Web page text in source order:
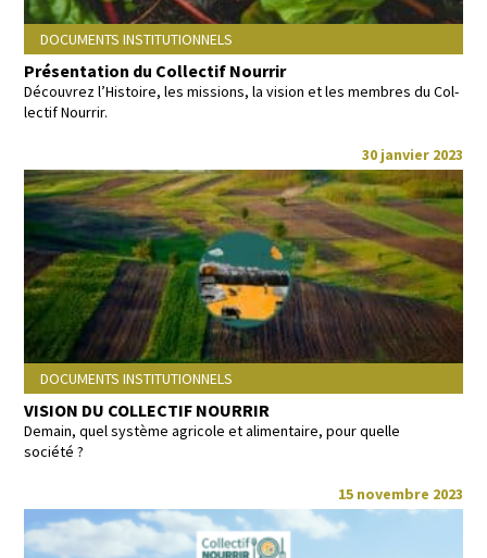
DOCUMENTS INSTITUTIONNELS
Présentation du Collectif Nourrir
Décou­vrez l’Histoire, les mis­sions, la vision et les mem­bres du Col­
lec­tif Nourrir.
30 janvier 2023
DOCUMENTS INSTITUTIONNELS
VISION DU COLLECTIF NOURRIR
Demain, quel sys­tème agri­cole et ali­men­taire, pour quelle
société ?
15 novembre 2023